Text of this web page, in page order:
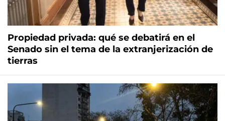
Propiedad privada: qué se debatirá en el
Senado sin el tema de la extranjerización de
tierras